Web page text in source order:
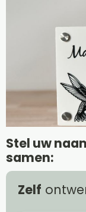
Stel uw
samen:
Zelf